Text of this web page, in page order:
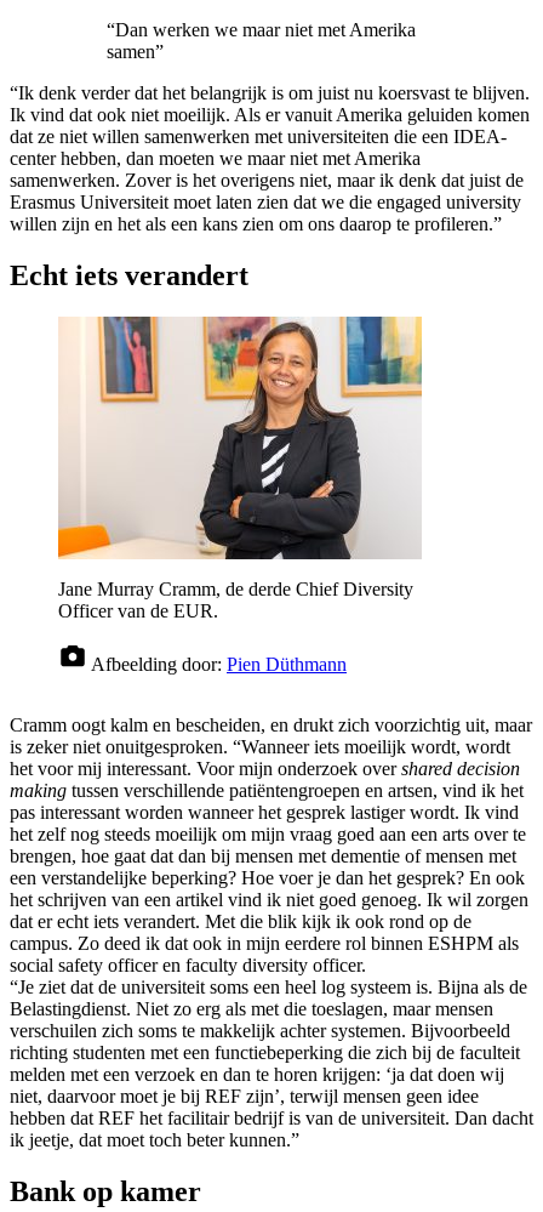
“Dan werken we maar niet met Amerika
samen”
“Ik denk verder dat het belangrijk is om juist nu koersvast te blijven.
Ik vind dat ook niet moeilijk. Als er vanuit Amerika geluiden komen
dat ze niet willen samenwerken met universiteiten die een IDEA-
center hebben, dan moeten we maar niet met Amerika
samenwerken. Zover is het overigens niet, maar ik denk dat juist de
Erasmus Universiteit moet laten zien dat we die engaged university
willen zijn en het als een kans zien om ons daarop te profileren.”
Echt iets verandert
Jane Murray Cramm, de derde Chief Diversity
Officer van de EUR.
Afbeelding door: Pien Düthmann
Cramm oogt kalm en bescheiden, en drukt zich voorzichtig uit, maar
is zeker niet onuitgesproken. “Wanneer iets moeilijk wordt, wordt
het voor mij interessant. Voor mijn onderzoek overshared decision
making tussen verschillende patiëntengroepen en artsen, vind ik het
pas interessant worden wanneer het gesprek lastiger wordt. Ik vind
het zelf nog steeds moeilijk om mijn vraag goed aan een arts over te
brengen, hoe gaat dat dan bij mensen met dementie of mensen met
een verstandelijke beperking? Hoe voer je dan het gesprek? En ook
het schrijven van een artikel vind ik niet goed genoeg. Ik wil zorgen
dat er echt iets verandert. Met die blik kijk ik ook rond op de
campus. Zo deed ik dat ook in mijn eerdere rol binnen ESHPM als
social safety officer en faculty diversity officer.
“Je ziet dat de universiteit soms een heel log systeem is. Bijna als de
Belastingdienst. Niet zo erg als met die toeslagen, maar mensen
verschuilen zich soms te makkelijk achter systemen. Bijvoorbeeld
richting studenten met een functiebeperking die zich bij de faculteit
melden met een verzoek en dan te horen krijgen: ‘ja dat doen wij
niet, daarvoor moet je bij REF zijn’, terwijl mensen geen idee
hebben dat REF het facilitair bedrijf is van de universiteit. Dan dacht
ik jeetje, dat moet toch beter kunnen.”
Bank op kamer